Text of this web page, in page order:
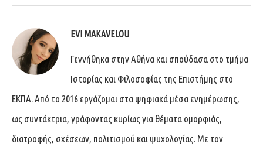
EVI MAKAVELOU
Γεννήθηκα στην Αθήνα και σπούδασα στο τμήμα
Ιστορίας και Φιλοσοφίας της Επιστήμης στο
ΕΚΠΑ. Από το 2016 εργάζομαι στα ψηφιακά μέσα ενημέρωσης,
ως συντάκτρια, γράφοντας κυρίως για θέματα ομορφιάς,
διατροφής, σχέσεων, πολιτισμού και ψυχολογίας. Με τον